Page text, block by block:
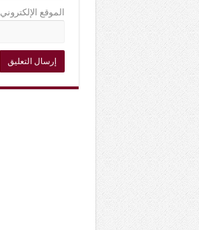
الموقع الإلكتروني